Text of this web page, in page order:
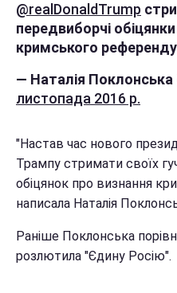
@realDonaldTrump
передвиборчі
кримського
— Наталія
листопада 2016 р.
"Настав час нового
Трампу стримати своїх
обіцянок про визнання
написала Наталія
Раніше Поклонська
розлютила "Єдину Росію".